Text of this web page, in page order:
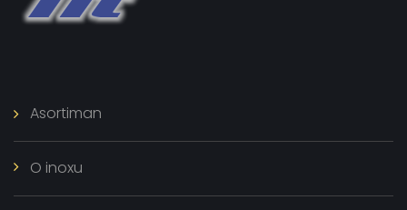
Asortiman
O inoxu